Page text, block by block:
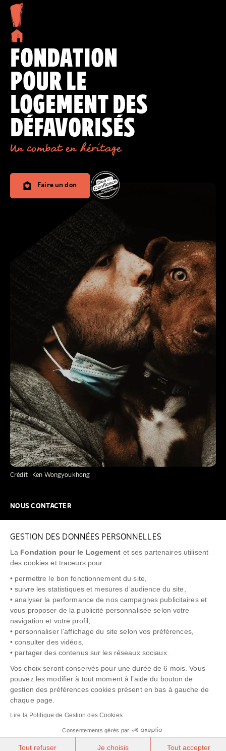
GESTION DES DONNÉES PERSONNELLES
La Fondation pour le Logement et ses partenaires utilisent
des cookies et traceurs pour :
• permettre le bon fonctionnement du site,
• suivre les statistiques et mesures d’audience du site,
• analyser la performance de nos campagnes publicitaires et
vous proposer de la publicité personnalisée selon votre
navigation et votre profil,
• personnaliser l’affichage du site selon vos préférences,
• consulter des vidéos,
• partager des contenus sur les réseaux sociaux.
Vos choix seront conservés pour une durée de 6 mois. Vous
pouvez les modifier à tout moment à l’aide du bouton de
gestion des préférences cookies présent en bas à gauche de
chaque page.
Lire la Politique de Gestion des Cookies
Consentements gérés par
Tout refuser Je choisis Tout accepter
Crédit : Ken Wongyoukhong
FONDATION
POUR LE
LOGEMENT DES
DÉFAVORISÉS
Un combat en héritage
Faire un don
NOUS CONTACTER
FAQ
NEWSLETTER
"Allô Prévention Expulsion" 0805 299 049
POLITIQUE COOKIES CRÉDITS